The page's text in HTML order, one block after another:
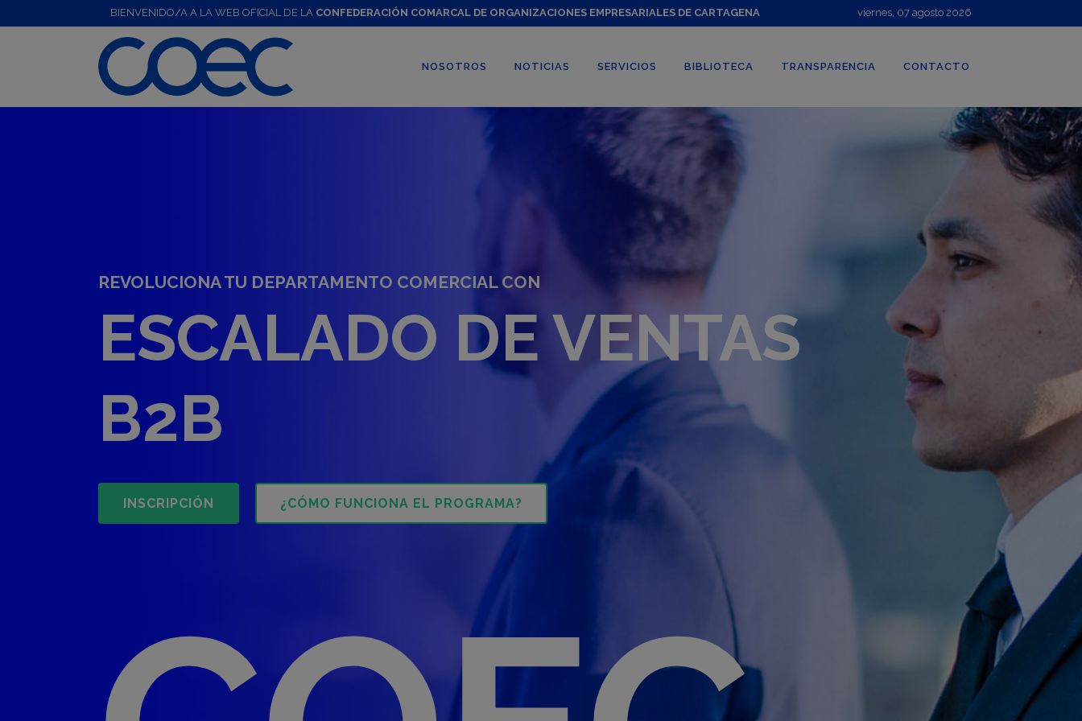
BIENVENIDO/A A LA WEB OFICIAL DE LA CONFEDERACIÓN COMARCAL DE ORGANIZACIONES EMPRESARIALES DE CARTAGENA viernes, 07 agosto 2026
NOSOTROS NOTICIAS SERVICIOS BIBLIOTECA TRANSPARENCIA CONTACTO
REVOLUCIONA TU DEPARTAMENTO COMERCIAL CON
ESCALADO DE VENTAS
B2B
INSCRIPCIÓN ¿CÓMO FUNCIONA EL PROGRAMA?